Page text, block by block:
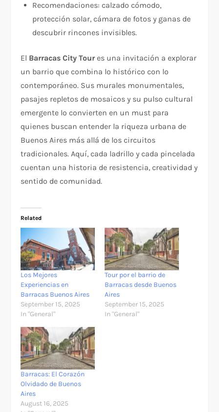
Recomendaciones: calzado cómodo,
protección solar, cámara de fotos y ganas de
descubrir rincones invisibles.
El Barracas City Toures una invitación a explorar
un barrio que combina lo histórico con lo
contemporáneo. Sus murales monumentales,
pasajes repletos de mosaicos y su pulso cultural
emergente lo convierten en un must para
quienes buscan entender la riqueza urbana de
Buenos Aires más allá de los circuitos
tradicionales. Aquí, cada ladrillo y cada pincelada
cuentan una historia de resistencia, creatividad y
sentido de comunidad.
Related
Los Mejores
Experiencias en
Barracas Buenos Aires
September 15, 2025
In "General"
Tour por el barrio de
Barracas desde Buenos
Aires
September 15, 2025
In "General"
Barracas: El Corazón
Olvidado de Buenos
Aires
August 16, 2025